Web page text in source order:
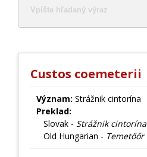
Custos coemeterii
Význam: Strážnik cintorína
Preklad:
Slovak - Strážnik cintorína
Old Hungarian - Temetőőr